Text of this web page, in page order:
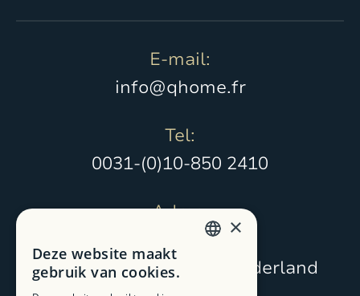
E-mail:
info@qhome.fr
Tel:
0031-(0)10-850 2410
Adres:
Middelweg 104
2241 AS Wassenaar, Nederland
×
Deze website maakt
gebruik van cookies.